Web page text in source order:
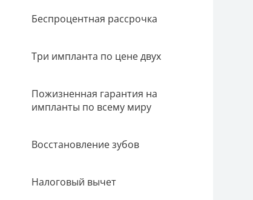
Беспроцентная рассрочка
Три импланта по цене двух
Пожизненная гарантия на
импланты по всему миру
Восстановление зубов
Налоговый вычет